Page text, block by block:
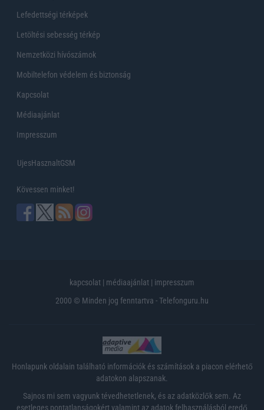
Lefedettségi térképek
Letöltési sebesség térkép
Nemzetközi hívószámok
Mobiltelefon védelem és biztonság
Kapcsolat
Médiaajánlat
Impresszum
UjesHasznaltGSM
Kövessen minket!
kapcsolat | médiaajánlat | impresszum
2000 © Minden jog fenntartva - Telefonguru.hu
Honlapunk oldalain található információk és számítások a piacon elérhető
adatokon alapszanak.
Sajnos mi sem vagyunk tévedhetetlenek, és az adatközlők sem. Az
esetleges pontatlanságokért valamint az adatok felhasználásból eredő